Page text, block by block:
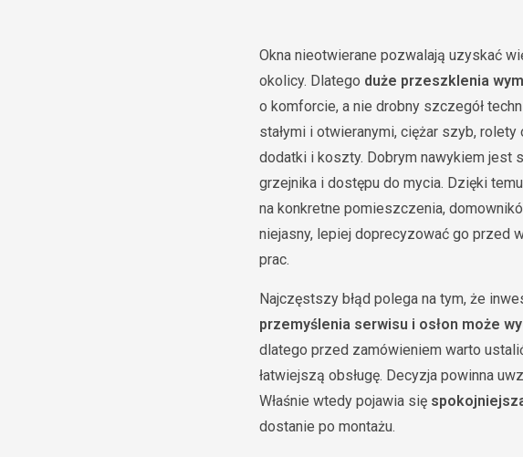
Okna nieotwierane pozwalają uzyskać
okolicy. Dlatego duże przeszklenia
o komforcie, a nie drobny szczegół
stałymi i otwieranymi, ciężar szyb,
dodatki i koszty. Dobrym nawykiem jest
grzejnika i dostępu do mycia. Dzięki
na konkretne pomieszczenia,
niejasny, lepiej doprecyzować go przed
prac.
Najczęstszy błąd polega na tym, że
przemyślenia serwisu i osłon może
dlatego przed zamówieniem warto
łatwiejszą obsługę. Decyzja powinna
Właśnie wtedy pojawia się
dostanie po montażu.